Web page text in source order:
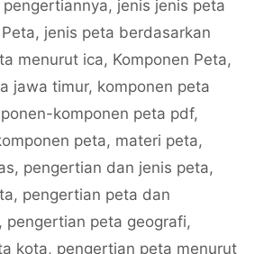
, jenis jenis peta
, jenis peta berdasarkan
menurut ica, Komponen Peta,
jawa timur, komponen peta
komponen peta pdf,
peta, materi peta,
, pengertian dan jenis peta,
, pengertian peta dan
, pengertian peta geografi,
kota, pengertian peta menurut